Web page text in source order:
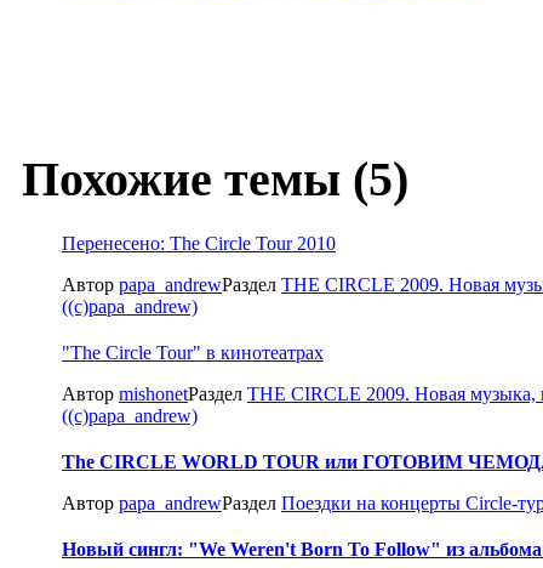
Похожие темы (5)
Перенесено: The Circle Tour 2010
Автор papa_andrewРаздел THE CIRCLE 2009. Новая
((c)papa_andrew)
"The Circle Tour" в кинотеатрах
Автор mishonetРаздел THE CIRCLE 2009. Новая
((c)papa_andrew)
The CIRCLE WORLD TOUR или ГОТОВИМ
Автор papa_andrewРаздел Поездки на концерты Circle-
Новый сингл: "We Weren't Born To Follow" из